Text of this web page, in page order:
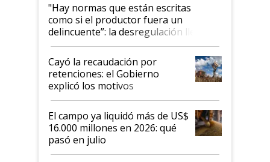
"Hay normas que están escritas
como si el productor fuera un
delincuente”: la desregulación llegó
al Congreso Aapresid y hasta se
habló del financiamiento al IPCVA
Cayó la recaudación por
retenciones: el Gobierno
explicó los motivos
El campo ya liquidó más de US$
16.000 millones en 2026: qué
pasó en julio